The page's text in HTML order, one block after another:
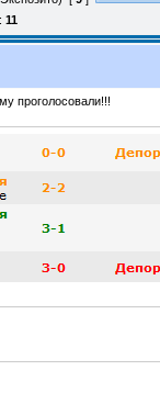
11
проголосовали!!!